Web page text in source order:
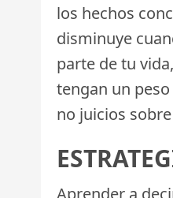
los hechos
disminuye
parte de tu
tengan un
no juicios
Aprender a